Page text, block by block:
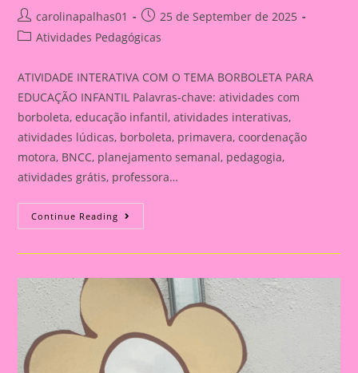
Post
author:
carolinapalhas01
Post
published:
25 de September de 2025
PostAtividades Pedagógicas
ATIVIDADE INTERATIVA COM O TEMA BORBOLETA PARA
EDUCAÇÃO INFANTIL Palavras-chave: atividades com
borboleta, educação infantil, atividades interativas,
atividades lúdicas, borboleta, primavera, coordenação
motora, BNCC, planejamento semanal, pedagogia,
atividades grátis, professora…
Continue Reading ATIVIDADE
INTERATIVA
O
PARA
EDUCAÇÃO
INFANTIL